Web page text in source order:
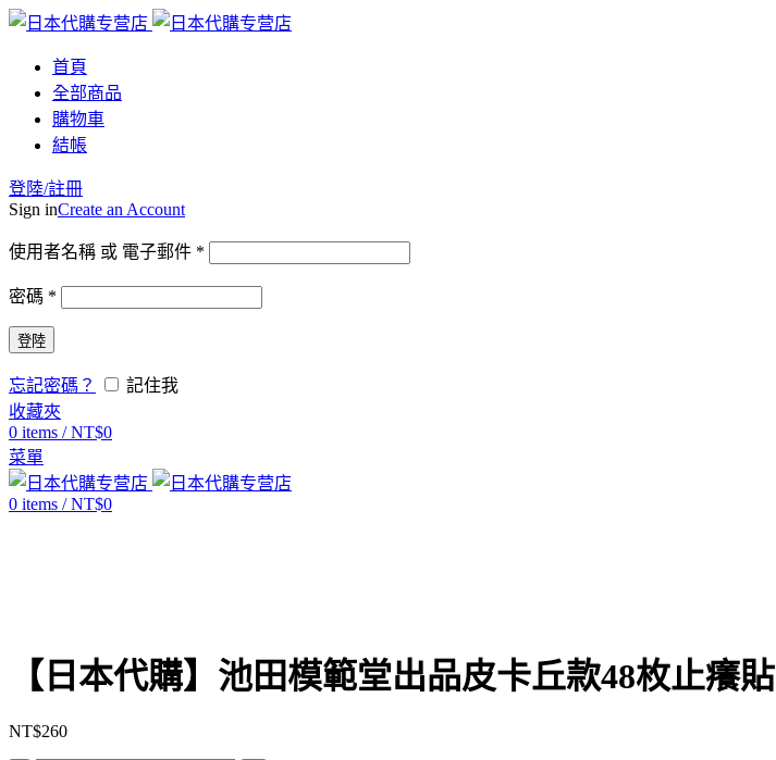
首頁
全部商品
購物車
結帳
登陸/註冊
Sign inCreate an Account
使用者名稱 或 電子郵件 *
密碼 *
登陸
忘記密碼？
記住我
收藏夾
0 items / NT$0
菜單
0 items / NT$0
【日本代購】池田模範堂出品皮卡丘款48枚止癢貼
NT$260